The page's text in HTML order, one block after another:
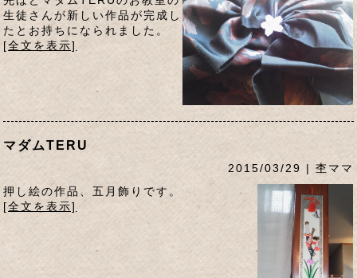
生徒さんが新しい作品が完成し
たとお持ちになられました。
[全文を表示]
マダムTERU
2015/03/29 | 杢ママ
押し絵の作品、五月飾りです。
[全文を表示]